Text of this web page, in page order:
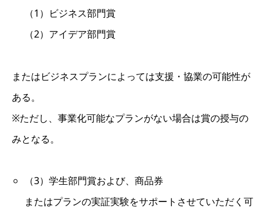
（1）ビジネス部門賞
（2）アイデア部門賞
またはビジネスプランによっては支援・協業の可能性が
ある。
※ただし、事業化可能なプランがない場合は賞の授与の
みとなる。
（3）学生部門賞および、商品券
またはプランの実証実験をサポートさせていただく可